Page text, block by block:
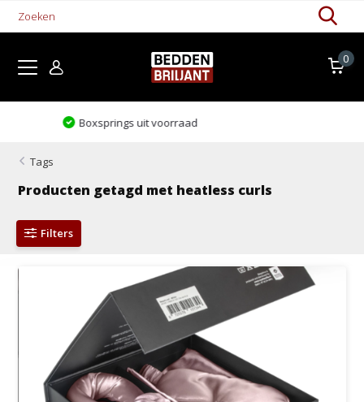
0
Levertijd 1-5 werkdagen
Tags
Producten getagd met heatless curls
Filters